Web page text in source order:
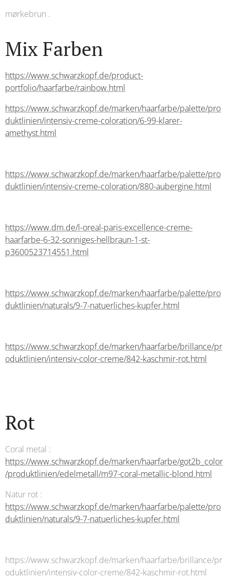
mørkebrun .
Mix Farben
https://www.schwarzkopf.de/product-
portfolio/haarfarbe/rainbow.html
https://www.schwarzkopf.de/marken/haarfarbe/palette/pro
duktlinien/intensiv-creme-coloration/6-99-klarer-
amethyst.html
https://www.schwarzkopf.de/marken/haarfarbe/palette/pro
duktlinien/intensiv-creme-coloration/880-aubergine.html
https://www.dm.de/l-oreal-paris-excellence-creme-
haarfarbe-6-32-sonniges-hellbraun-1-st-
p3600523714551.html
https://www.schwarzkopf.de/marken/haarfarbe/palette/pro
duktlinien/naturals/9-7-natuerliches-kupfer.html
https://www.schwarzkopf.de/marken/haarfarbe/brillance/pr
oduktlinien/intensiv-color-creme/842-kaschmir-rot.html
Rot
Coral metal :
https://www.schwarzkopf.de/marken/haarfarbe/got2b_color
/produktlinien/edelmetall/m97-coral-metallic-blond.html
Natur rot :
https://www.schwarzkopf.de/marken/haarfarbe/palette/pro
duktlinien/naturals/9-7-natuerliches-kupfer.html
https://www.schwarzkopf.de/marken/haarfarbe/brillance/pr
oduktlinien/intensiv-color-creme/842-kaschmir-rot.html